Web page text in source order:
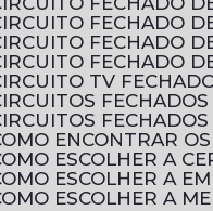
CIRCUITO FECHADO
CIRCUITO FECHADO
CIRCUITO FECHADO
CIRCUITO TV
CIRCUITOS
CIRCUITOS
COMO ENCONTRAR
COMO ESCOLHER A
COMO ESCOLHER A
COMO ESCOLHER A